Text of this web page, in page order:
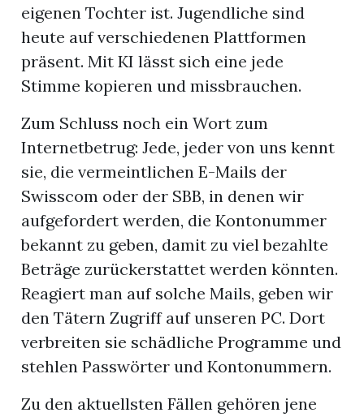
eigenen Tochter ist. Jugendliche sind
heute auf verschiedenen Plattformen
präsent. Mit KI lässt sich eine jede
Stimme kopieren und missbrauchen.
Zum Schluss noch ein Wort zum
Internetbetrug: Jede, jeder von uns kennt
sie, die vermeintlichen E-Mails der
Swisscom oder der SBB, in denen wir
aufgefordert werden, die Kontonummer
bekannt zu geben, damit zu viel bezahlte
Beträge zurückerstattet werden könnten.
Reagiert man auf solche Mails, geben wir
den Tätern Zugriff auf unseren PC. Dort
verbreiten sie schädliche Programme und
stehlen Passwörter und Kontonummern.
Zu den aktuellsten Fällen gehören jene